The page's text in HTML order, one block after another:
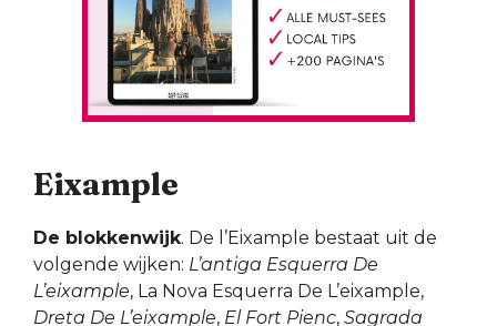
Eixample
De blokkenwijk. De l’Eixample bestaat uit de
volgende wijken: L’antiga Esquerra De
L’eixample, La Nova Esquerra De L’eixample,
Dreta De L’eixample, El Fort Pienc, Sagrada